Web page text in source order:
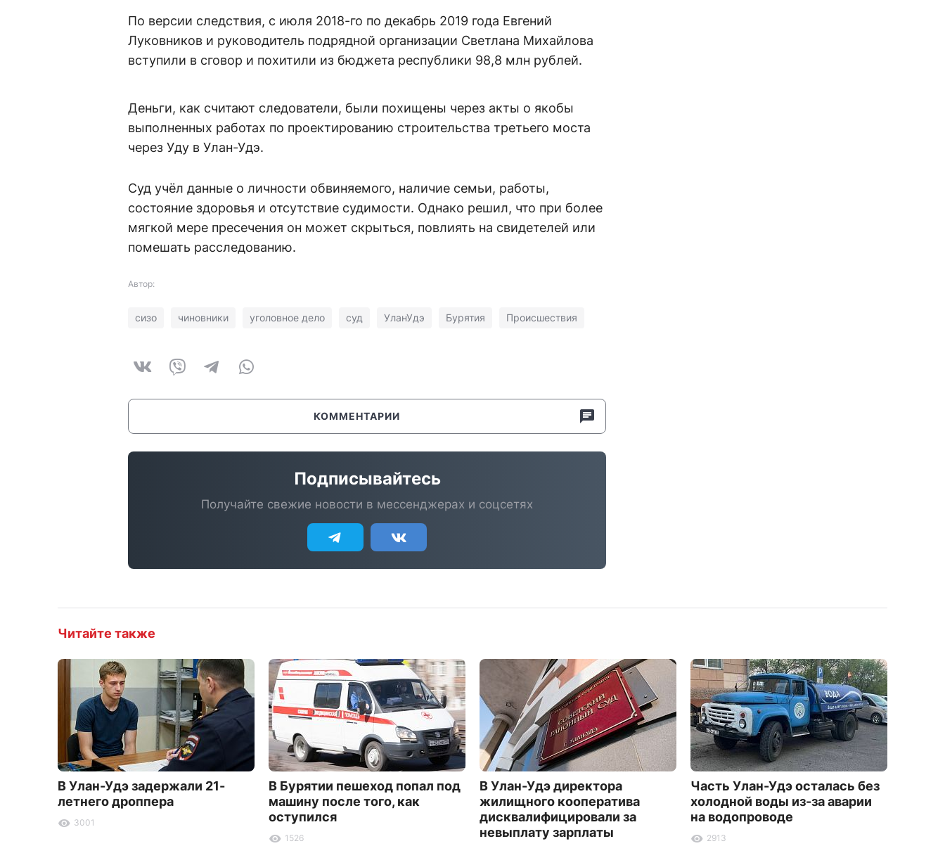
По версии следствия, с июля 2018-го по декабрь 2019 года Евгений
Луковников и руководитель подрядной организации Светлана Михайлова
вступили в сговор и похитили из бюджета республики 98,8 млн рублей.
Деньги, как считают следователи, были похищены через акты о якобы
выполненных работах по проектированию строительства третьего моста
через Уду в Улан-Удэ.
Суд учёл данные о личности обвиняемого, наличие семьи, работы,
состояние здоровья и отсутствие судимости. Однако решил, что при более
мягкой мере пресечения он может скрыться, повлиять на свидетелей или
помешать расследованию.
Автор:
сизо чиновники уголовное дело суд УланУдэ Бурятия Происшествия
КОММЕНТАРИИ
Подписывайтесь
Получайте свежие новости в мессенджерах и соцсетях
Читайте также
В Улан-Удэ задержали 21-
летнего дроппера
3001
В Бурятии пешеход попал под
машину после того, как
оступился
1526
В Улан-Удэ директора
жилищного кооператива
дисквалифицировали за
невыплату зарплаты
Часть Улан-Удэ осталась без
холодной воды из-за аварии
на водопроводе
2913